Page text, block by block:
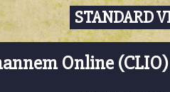
STANDARD
Online (CLIO)